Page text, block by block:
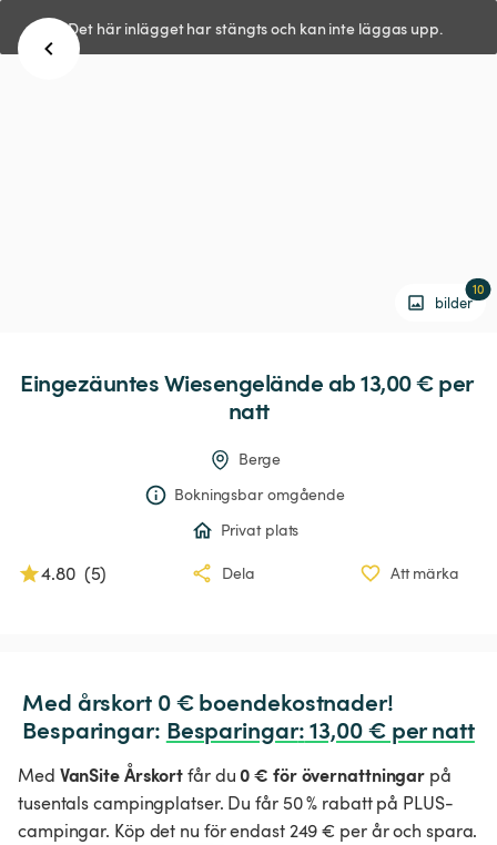
Det här inlägget har stängts och kan inte läggas upp.
bilder
10
EingezäuntesWiesengelände ab 13,00 € per
natt
Berge
Bokningsbar omgående
Privat plats
4.80 (5) Dela Att märka
Med årskort 0 € boendekostnader!
Besparingar: Besparingar: 13,00 € per natt
Med VanSite Årskortfår du0 € för övernattningar på
tusentals campingplatser. Du får 50 % rabatt på PLUS-
campingar. Köp det nu för endast 249 € per år och spara.